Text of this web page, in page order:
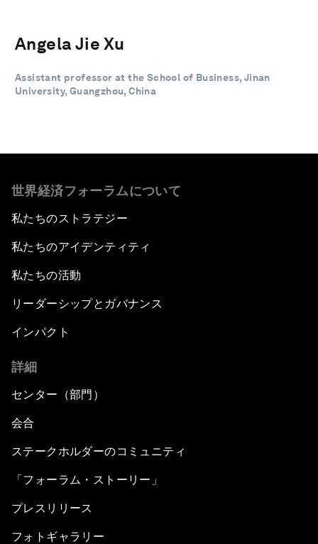
Angela Jie Xu
Assistant professor at the School of Business, Jinan
University, Guangzhou, China
世界経済フォーラムについて
私たちのストラテジー
私たちのアイデンティティ
私たちの活動
リーダーシップとガバナンス
インパクト
詳細
センター（部門）
会合
ステークホルダーのコミュニティ
「フォーラム・ストーリー」
プレスリリース
フォトギャラリー